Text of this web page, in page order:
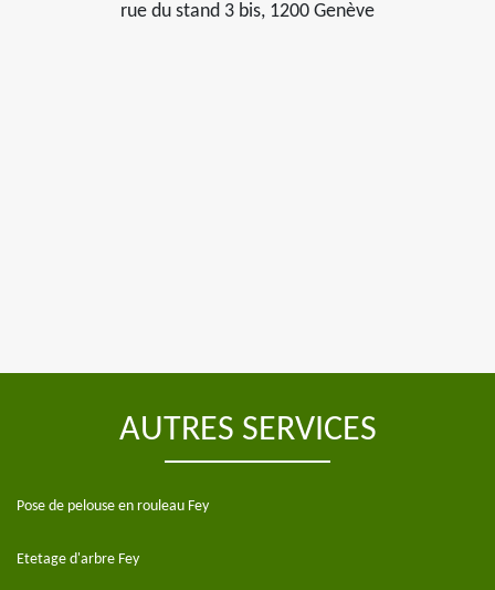
rue du stand 3 bis, 1200 Genève
AUTRES SERVICES
Pose de pelouse en rouleau Fey
Etetage d'arbre Fey